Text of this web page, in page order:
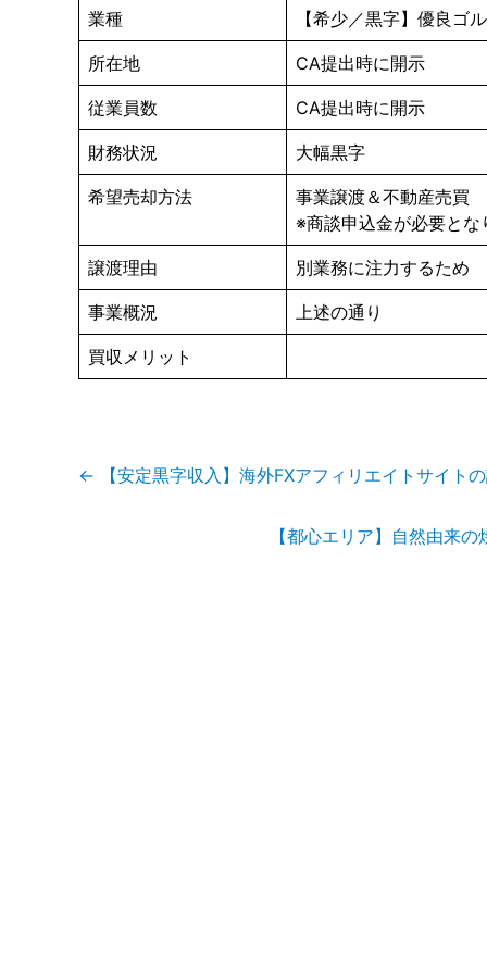
業種 【希少／黒字】優良ゴ
所在地 CA提出時に開示
従業員数 CA提出時に開示
財務状況 大幅黒字
希望売却方法
事業譲渡＆不動産売買
※商談申込金が必要とな
譲渡理由 別業務に注力するため
事業概況 上述の通り
買収メリット
稿
← 【安定黒字収入】海外FXアフィリエイトサイ
【都心エリア】自然由来